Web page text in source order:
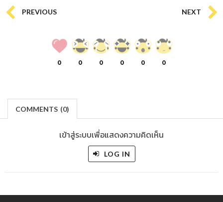
PREVIOUS NEXT
0 0 0 0 0 0
COMMENTS (0)
เข้าสู่ระบบเพื่อแสดงความคิดเห็น
LOG IN